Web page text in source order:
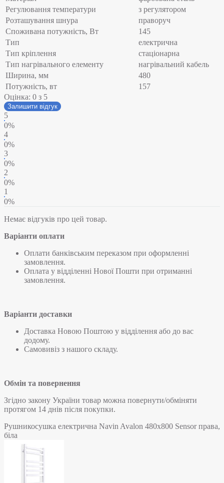
Регулювання температури
з регулятором
Розташування шнура
праворуч
Споживана потужність, Вт
145
Тип
електрична
Тип кріплення
стаціонарна
Тип нагрівального елементу
нагрівальний кабель
Ширина, мм
480
Потужність, вт
157
Оцінка: 0 з 5
Залишити відгук
5
0%
4
0%
3
0%
2
0%
1
0%
Немає відгуків про цей товар.
Варіанти оплати
Оплати банківським переказом при оформленні
замовлення.
Оплата у відділенні Нової Пошти при отриманні
замовлення.
Варіанти доставки
Доставка Новою Поштою у відділення або до вас
додому.
Самовивіз з нашого складу.
Обмін та повернення
Згідно закону України товар можна повернути/обміняти
протягом 14 днів після покупки.
Рушникосушка електрична Navin Avalon 480х800 Sensor права,
біла